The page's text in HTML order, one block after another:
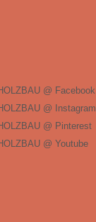
@ Facebook
@ Instagram
@ Pinterest
@ Youtube